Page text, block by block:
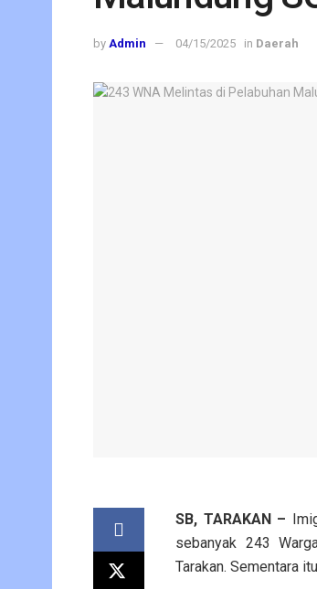
by Admin 04/15/2025 in Daerah
SB, TARAKAN –
sebanyak 243
Tarakan. Sementara